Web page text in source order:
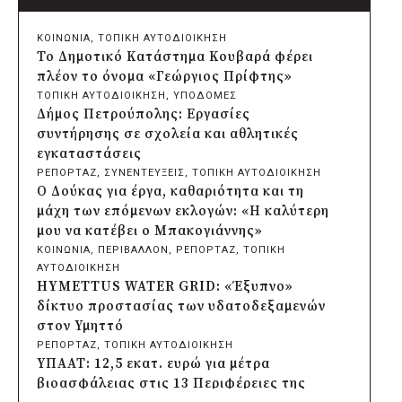
Δήμος Πατρέων: Αντικατάσταση
φωτιστικών μετά τη λεηλασία στο έλος
της Αγυιάς
πριν από 2 μέρες
Δήμος Σαρωνικού: Βανδάλισαν το
εκκλησάκι της Μεταμόρφωσης του
Σωτήρος
πριν από 2 μέρες
Περιφέρεια Αττικής: Έξι συμπεράσματα
για την ψηφιακή μετάβαση των
επιχειρήσεων
πριν από 2 μέρες
Δήμος Σαρωνικού και ΑΡΧΕΛΩΝ
ενημερώνουν τους λουόμενους για τη
συνύπαρξη με τις θαλάσσιες χελώνες
πριν από 2 μέρες
Δήμος Κυθήρων: Απαγόρευση πρόσβασης
στην παραλία Λυκοδήμου για λόγους
ασφαλείας
πριν από 2 μέρες
ΚΟΙΝΩΝΙΑ, ΤΟΠΙΚΗ ΑΥΤΟΔΙΟΙΚΗΣΗ
Το Δημοτικό Κατάστημα Κουβαρά φέρει
πλέον το όνομα «Γεώργιος Πρίφτης»
ΤΟΠΙΚΗ ΑΥΤΟΔΙΟΙΚΗΣΗ , ΥΠΟΔΟΜΕΣ
Δήμος Πετρούπολης: Εργασίες
συντήρησης σε σχολεία και αθλητικές
εγκαταστάσεις
ΡΕΠΟΡΤΑΖ, ΣΥΝΕΝΤΕΥΞΕΙΣ, ΤΟΠΙΚΗ ΑΥΤΟΔΙΟΙΚΗΣΗ
Ο Δούκας για έργα, καθαριότητα και τη
μάχη των επόμενων εκλογών: «Η καλύτερη
μου να κατέβει ο Μπακογιάννης»
ΚΟΙΝΩΝΙΑ, ΠΕΡΙΒΑΛΛΟΝ , ΡΕΠΟΡΤΑΖ, ΤΟΠΙΚΗ
ΑΥΤΟΔΙΟΙΚΗΣΗ
HYMETTUS WATER GRID: «Έξυπνο»
δίκτυο προστασίας των υδατοδεξαμενών
στον Υμηττό
ΡΕΠΟΡΤΑΖ, ΤΟΠΙΚΗ ΑΥΤΟΔΙΟΙΚΗΣΗ
ΥΠΑΑΤ: 12,5 εκατ. ευρώ για μέτρα
βιοασφάλειας στις 13 Περιφέρειες της